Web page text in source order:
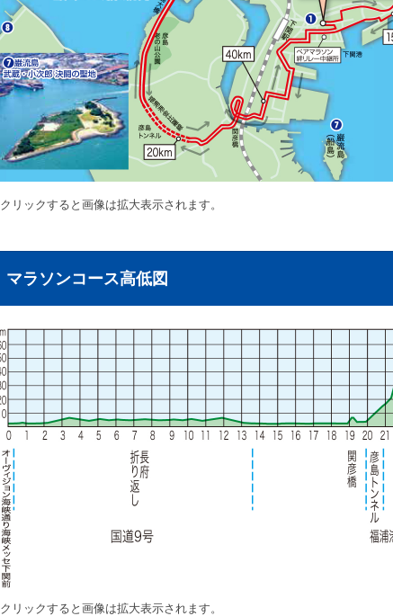
クリックすると画像は拡大表示されます。
マラソンコース高低図
クリックすると画像は拡大表示されます。